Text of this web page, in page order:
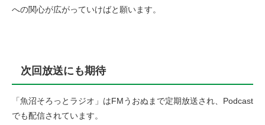
への関心が広がっていけばと願います。
次回放送にも期待
「魚沼そろっとラジオ」はFMうおぬまで定期放送され、Podcast
でも配信されています。